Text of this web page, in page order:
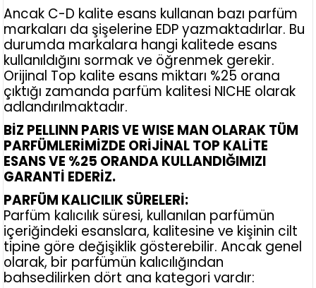
Ancak C-D kalite esans kullanan bazı parfüm
markaları da şişelerine EDP yazmaktadırlar. Bu
durumda markalara hangi kalitede esans
kullanıldığını sormak ve öğrenmek gerekir.
Orijinal Top kalite esans miktarı %25 orana
çıktığı zamanda parfüm kalitesi NICHE olarak
adlandırılmaktadır.
BİZ PELLINN PARIS VE WISE MAN OLARAK TÜM
PARFÜMLERİMİZDE ORİJİNAL TOP KALİTE
ESANS VE %25 ORANDA KULLANDIĞIMIZI
GARANTİ EDERİZ.
PARFÜM KALICILIK SÜRELERİ:
Parfüm kalıcılık süresi, kullanılan parfümün
içeriğindeki esanslara, kalitesine ve kişinin cilt
tipine göre değişiklik gösterebilir. Ancak genel
olarak, bir parfümün kalıcılığından
bahsedilirken dört ana kategori vardır: